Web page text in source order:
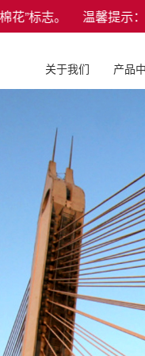
”标志。 温馨提示：
关于我们 产品